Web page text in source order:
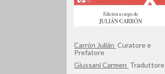
Carrón Julián Curatore e
Prefatore
Giussani Carmen Traduttore